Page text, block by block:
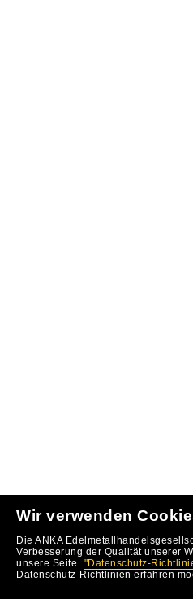
Wir verwenden
Die ANKA
Verbesserung der Qualität unserer
unsere Seite
"Datenschutz-
Datenschutz-Richtlinien erfahren